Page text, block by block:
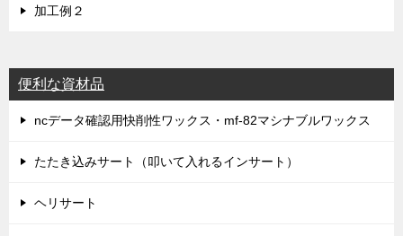
加工例２
便利な資材品
ncデータ確認用快削性ワックス・mf-82マシナブルワックス
たたき込みサート（叩いて入れるインサート）
ヘリサート